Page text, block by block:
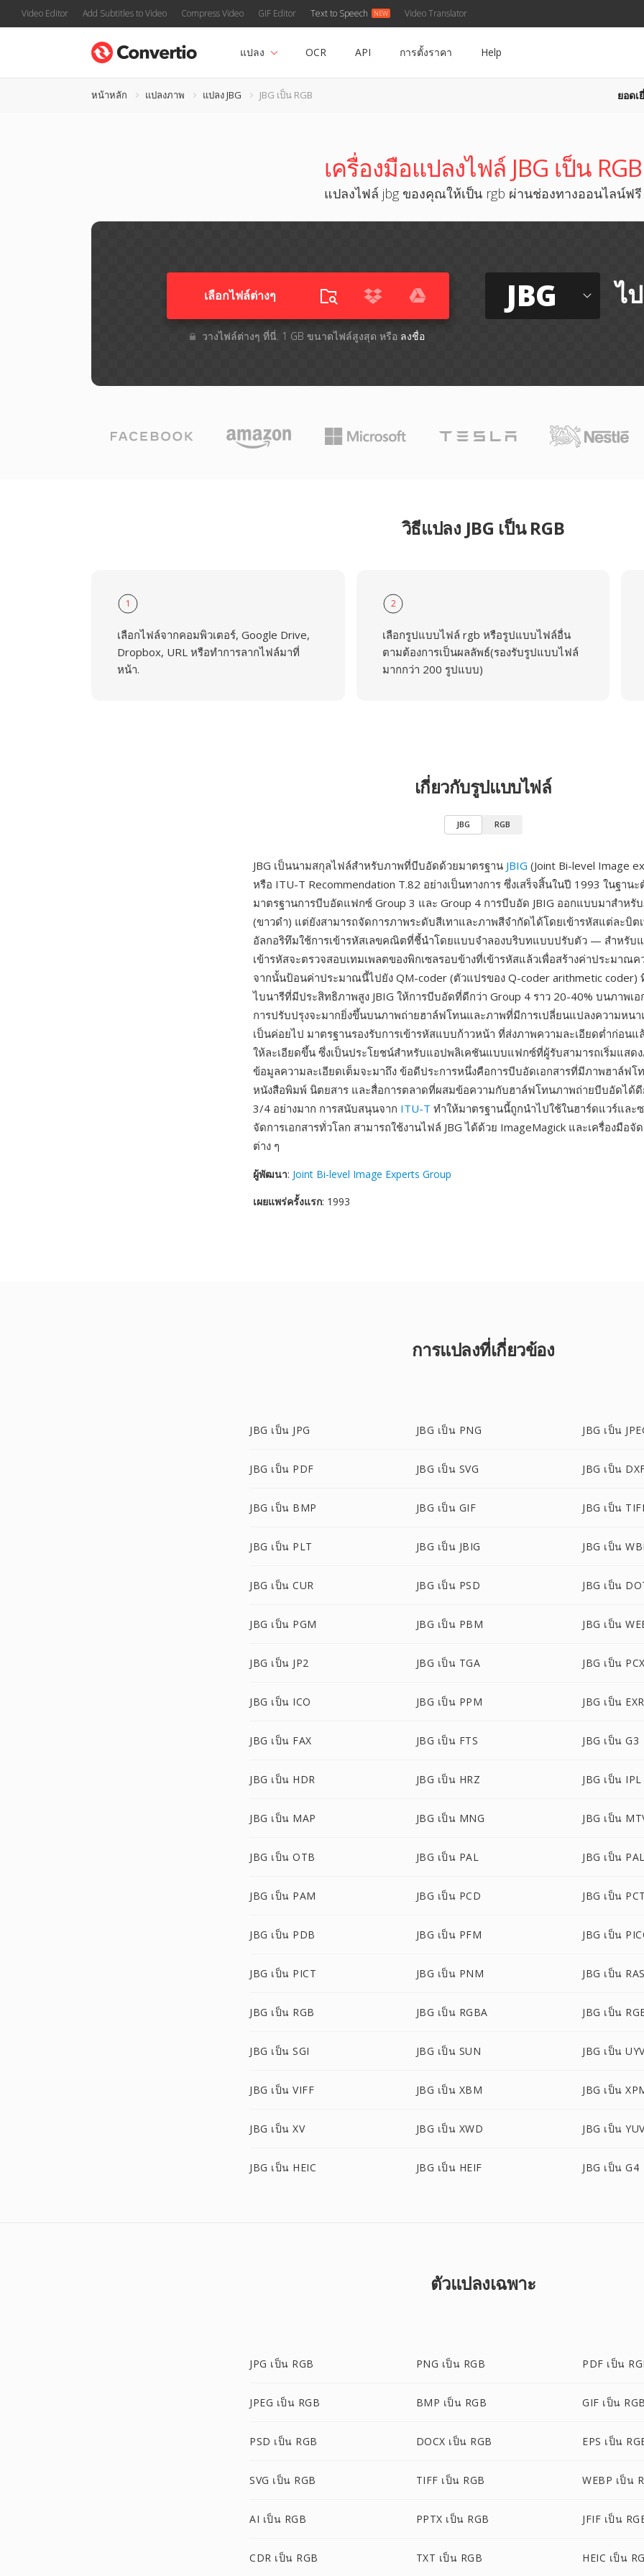
Video Editor Add Subtitles to Video Compress Video GIF Editor Text to Speech Video Translator
แปลง OCR API การตั้งราคา Help
หน้าหลัก แปลงภาพ แปลง JBG JBG เป็น RGB ยอดเ
เครื่องมือแปลงไฟล์ JBG เป็น RGB
แปลงไฟล์ jbg ของคุณให้เป็น rgb ผ่านช่องทางออนไลน์ฟรี
เลือกไฟล์ต่างๆ​
วางไฟล์ต่างๆ​ ที่นี่. 1 GB ขนาดไฟล์สูงสุด หรือ ลงชื่อ
JBG ไ
วิธีแปลง JBG เป็น RGB
1
เลือกไฟล์จากคอมพิวเตอร์, Google Drive,
Dropbox, URL หรือทำการลากไฟล์มาที่
หน้า.
2
เลือกรูปแบบไฟล์ rgb หรือรูปแบบไฟล์อื่น
ตามต้องการเป็นผลลัพธ์(รองรับรูปแบบไฟล์
มากกว่า 200 รูปแบบ)
เกี่ยวกับรูปแบบไฟล์
JBG RGB
JBG เป็นนามสกุลไฟล์สำหรับภาพที่บีบอัดด้วยมาตรฐาน JBIG (Joint Bi-level Image
หรือ ITU-T Recommendation T.82 อย่างเป็นทางการ ซึ่งเสร็จสิ้นในปี 1993 ในฐาน
มาตรฐานการบีบอัดแฟกซ์ Group 3 และ Group 4 การบีบอัด JBIG ออกแบบมาสำหรับ
(ขาวดำ) แต่ยังสามารถจัดการภาพระดับสีเทาและภาพสีจำกัดได้โดยเข้ารหัสแต่ละบิ
อัลกอริทึมใช้การเข้ารหัสเลขคณิตที่ชี้นำโดยแบบจำลองบริบทแบบปรับตัว — สำหรับ
เข้ารหัสจะตรวจสอบเทมเพลตของพิกเซลรอบข้างที่เข้ารหัสแล้วเพื่อสร้างค่าประมาณค
จากนั้นป้อนค่าประมาณนี้ไปยัง QM-coder (ตัวแปรของ Q-coder arithmetic coder)
ไบนารีที่มีประสิทธิภาพสูง JBIG ให้การบีบอัดที่ดีกว่า Group 4 ราว 20-40% บนภาพเ
การปรับปรุงจะมากยิ่งขึ้นบนภาพถ่ายฮาล์ฟโทนและภาพที่มีการเปลี่ยนแปลงความหน
เป็นค่อยไป มาตรฐานรองรับการเข้ารหัสแบบก้าวหน้า ที่ส่งภาพความละเอียดต่ำก่อนแ
ให้ละเอียดขึ้น ซึ่งเป็นประโยชน์สำหรับแอปพลิเคชันแบบแฟกซ์ที่ผู้รับสามารถเริ่มแสด
ข้อมูลความละเอียดเต็มจะมาถึง ข้อดีประการหนึ่งคือการบีบอัดเอกสารที่มีภาพฮาล์ฟ
หนังสือพิมพ์ นิตยสาร และสื่อการตลาดที่ผสมข้อความกับฮาล์ฟโทนภาพถ่ายบีบอัดได้ดี
3/4 อย่างมาก การสนับสนุนจาก ITU-T ทำให้มาตรฐานนี้ถูกนำไปใช้ในฮาร์ดแวร์และ
จัดการเอกสารทั่วโลก สามารถใช้งานไฟล์ JBG ได้ด้วย ImageMagick และเครื่องมือจั
ต่าง ๆ
ผู้พัฒนา: Joint Bi-level Image Experts Group
เผยแพร่ครั้งแรก: 1993
การแปลงที่เกี่ยวข้อง
JBG เป็น JPG JBG เป็น PNG JBG เป็น
JBG เป็น PDF JBG เป็น SVG JBG เป็น
JBG เป็น BMP JBG เป็น GIF JBG เป็น
JBG เป็น PLT JBG เป็น JBIG JBG เป็น
JBG เป็น CUR JBG เป็น PSD JBG เป็น
JBG เป็น PGM JBG เป็น PBM JBG เป็น
JBG เป็น JP2 JBG เป็น TGA JBG เป็น PCX
JBG เป็น ICO JBG เป็น PPM JBG เป็น EXR
JBG เป็น FAX JBG เป็น FTS JBG เป็น G3
JBG เป็น HDR JBG เป็น HRZ JBG เป็น IPL
JBG เป็น MAP JBG เป็น MNG JBG เป็น
JBG เป็น OTB JBG เป็น PAL JBG เป็น
JBG เป็น PAM JBG เป็น PCD JBG เป็น PCT
JBG เป็น PDB JBG เป็น PFM JBG เป็น
JBG เป็น PICT JBG เป็น PNM JBG เป็น RAS
JBG เป็น RGB JBG เป็น RGBA JBG เป็น
JBG เป็น SGI JBG เป็น SUN JBG เป็น
JBG เป็น VIFF JBG เป็น XBM JBG เป็น
JBG เป็น XV JBG เป็น XWD JBG เป็น
JBG เป็น HEIC JBG เป็น HEIF JBG เป็น G4
ตัวแปลงเฉพาะ
JPG เป็น RGB PNG เป็น RGB PDF เป็น
JPEG เป็น RGB BMP เป็น RGB GIF เป็น RGB
PSD เป็น RGB DOCX เป็น RGB EPS เป็น
SVG เป็น RGB TIFF เป็น RGB WEBP เป็น
AI เป็น RGB PPTX เป็น RGB JFIF เป็น
CDR เป็น RGB TXT เป็น RGB HEIC เป็น